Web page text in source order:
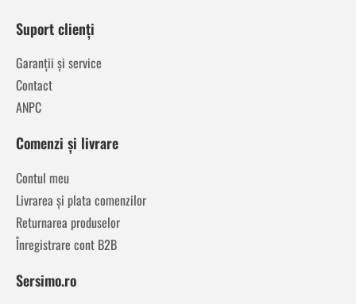
Suport clienți
Garanții și service
Contact
ANPC
Comenzi și livrare
Contul meu
Livrarea și plata comenzilor
Returnarea produselor
Înregistrare cont B2B
Sersimo.ro